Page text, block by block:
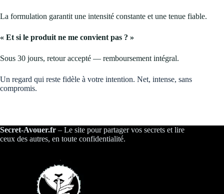
La formulation garantit une intensité constante et une tenue fiable.
« Et si le produit ne me convient pas ? »
Sous 30 jours, retour accepté — remboursement intégral.
Un regard qui reste fidèle à votre intention. Net, intense, sans
compromis.
Secret-Avouer.fr – Le site pour partager vos secrets et lire
ceux des autres, en toute confidentialité.